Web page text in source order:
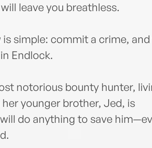
leave you breathless.
simple: commit a crime,
Endlock.
notorious bounty hunter,
younger brother, Jed, is
do anything to save